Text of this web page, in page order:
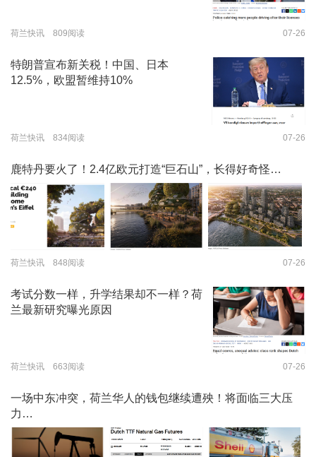
荷兰快讯 809阅读 07-26
特朗普宣布新关税！中国、日本
12.5%，欧盟暂维持10%
荷兰快讯 834阅读 07-26
鹿特丹要火了！2.4亿欧元打造“巨石山”，长得好奇怪…
荷兰快讯 848阅读 07-26
考试分数一样，升学结果却不一样？荷
兰最新研究曝光原因
荷兰快讯 663阅读 07-26
一场中东冲突，荷兰华人的钱包继续遭殃！将面临三大压
力…